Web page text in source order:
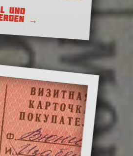
UND
→